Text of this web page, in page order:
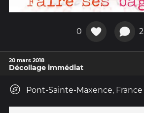
0 2
20 mars 2018
Décollage immédiat
Pont-Sainte-Maxence, France